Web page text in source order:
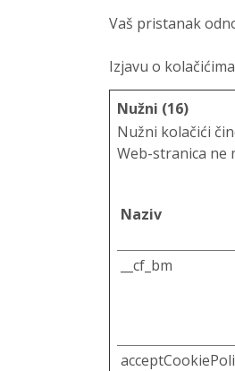
Vaš pristanak
Izjavu o
Nužni (16)
Nužni kolačići
Web-stranica ne
Naziv
__cf_bm